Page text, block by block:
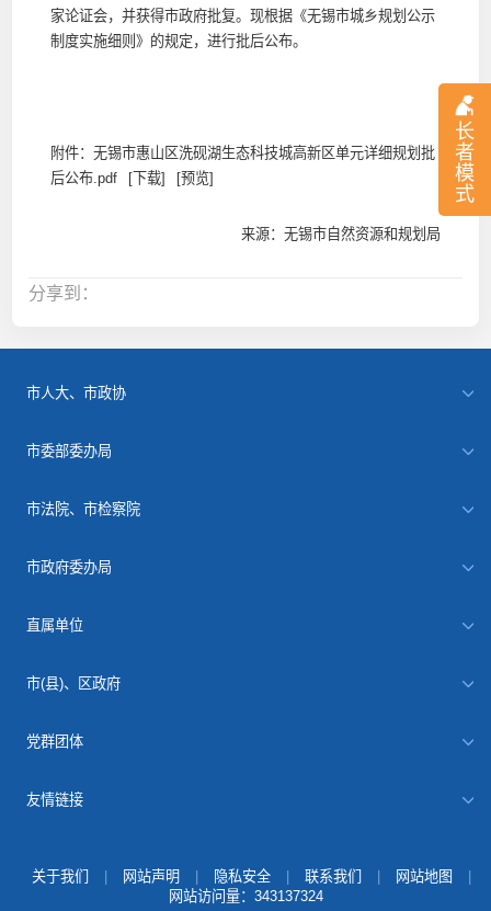
长
者
模
式
家论证会，并获得市政府批复。现根据《无锡市城乡规划公示
制度实施细则》的规定，进行批后公布。
附件： 无锡市惠山区洗砚湖生态科技城高新区单元详细规划批
后公布.pdf
[下载] [预览]
来源：无锡市自然资源和规划局
分享到：
市人大、市政协
市委部委办局
市法院、市检察院
市政府委办局
直属单位
市(县)、区政府
党群团体
友情链接
关于我们 网站声明 隐私安全 联系我们 网站地图
网站访问量： 343137324